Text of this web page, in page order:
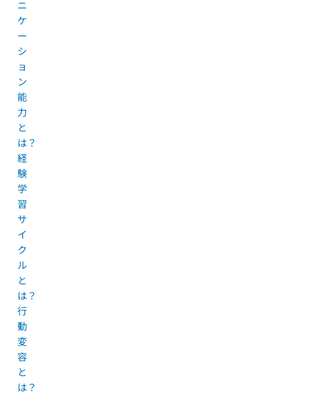
ニ
ケ
ー
シ
ョ
ン
能
力
と
は？
経
験
学
習
サ
イ
ク
ル
と
は？
行
動
変
容
と
は？